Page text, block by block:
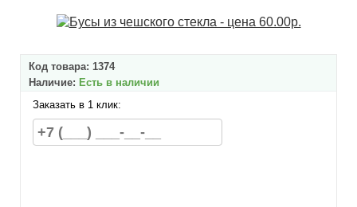
Код товара: 1374
Наличие: Есть в наличии
Заказать в 1 клик: